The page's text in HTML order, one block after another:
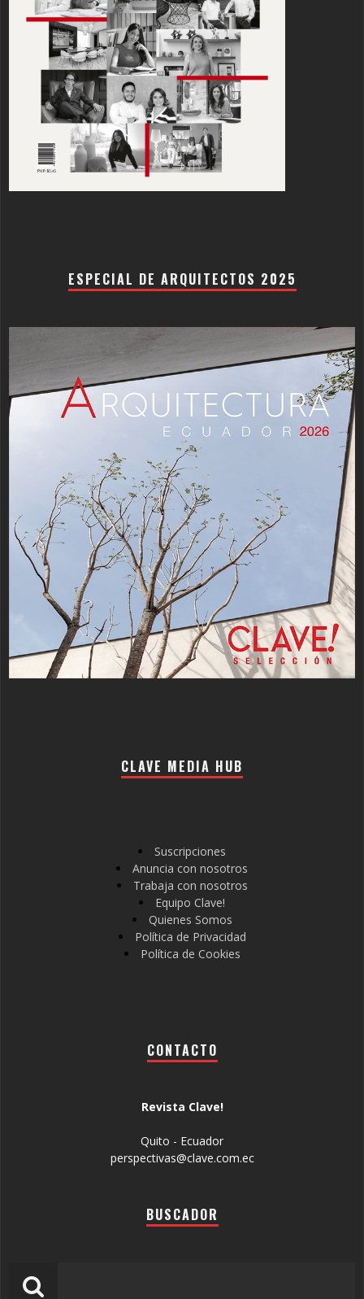
ESPECIAL DE ARQUITECTOS 2025
CLAVE MEDIA HUB
Suscripciones
Anuncia con nosotros
Trabaja con nosotros
Equipo Clave!
Quienes Somos
Política de Privacidad
Política de Cookies
CONTACTO
Revista Clave!
Quito - Ecuador
perspectivas@clave.com.ec
BUSCADOR